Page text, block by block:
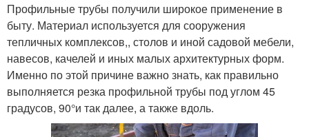
Профильные трубы получили широкое применение в
быту. Материал используется для сооружения
тепличных комплексов,, столов и иной садовой мебели,
навесов, качелей и иных малых архитектурных форм.
Именно по этой причине важно знать, как правильно
выполняется резка профильной трубы под углом 45
градусов, 90°и так далее, а также вдоль.